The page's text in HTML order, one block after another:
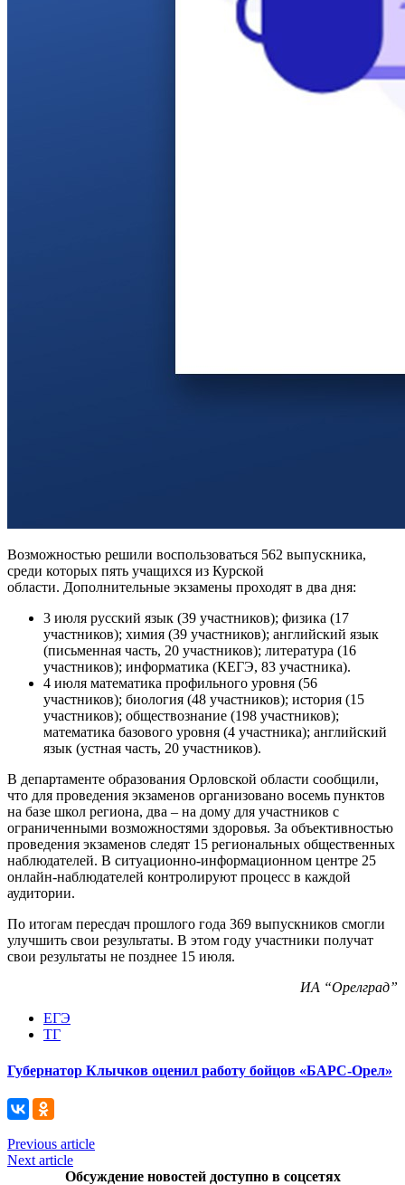
Возможностью решили воспользоваться 562 выпускника,
среди которых пять учащихся из Курской
области. Дополнительные экзамены проходят в два дня:
3 июля русский язык (39 участников); физика (17
участников); химия (39 участников); английский язык
(письменная часть, 20 участников); литература (16
участников); информатика (КЕГЭ, 83 участника).
4 июля математика профильного уровня (56
участников); биология (48 участников); история (15
участников); обществознание (198 участников);
математика базового уровня (4 участника); английский
язык (устная часть, 20 участников).
В департаменте образования Орловской области сообщили,
что для проведения экзаменов организовано восемь пунктов
на базе школ региона, два – на дому для участников с
ограниченными возможностями здоровья. За объективностью
проведения экзаменов следят 15 региональных общественных
наблюдателей. В ситуационно-информационном центре 25
онлайн-наблюдателей контролируют процесс в каждой
аудитории.
По итогам пересдач прошлого года 369 выпускников смогли
улучшить свои результаты. В этом году участники получат
свои результаты не позднее 15 июля.
ИА “Орелград”
ЕГЭ
ТГ
Губернатор Клычков оценил работу бойцов «БАРС-Орел»
Previous article
Next article
Обсуждение новостей доступно в соцсетях